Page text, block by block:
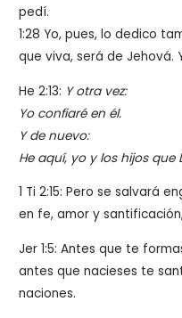
pedí.
1:28 Yo, pues, lo dedico
que viva, será de Jehová.
He 2:13: Y otra vez:
Yo confiaré en él.
Y de nuevo:
He aquí, yo y los hijos que
1 Ti 2:15: Pero se salvará
en fe, amor y
Jer 1:5: Antes que te
antes que nacieses te
naciones.